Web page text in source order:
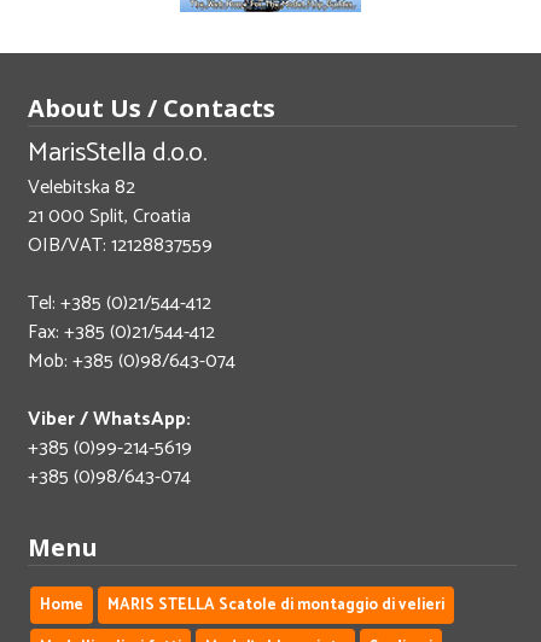
About Us / Contacts
MarisStella d.o.o.
Velebitska 82
21 000 Split, Croatia
OIB/VAT: 12128837559
Tel: +385 (0)21/544-412
Fax: +385 (0)21/544-412
Mob: +385 (0)98/643-074
Viber / WhatsApp:
+385 (0)99-214-5619
+385 (0)98/643-074
Menu
Home
MARIS STELLA Scatole di montaggio di velieri